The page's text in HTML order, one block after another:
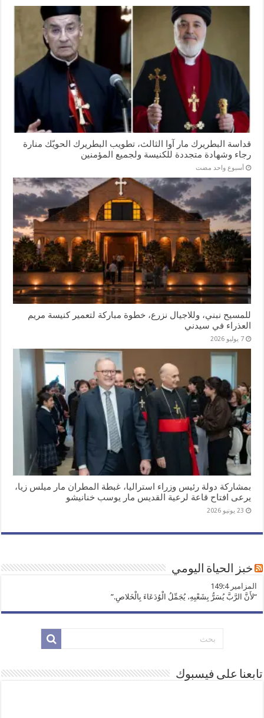
قداسة البطريرك مار آوا الثالث، تطويب البطريرك الحويّك منارة
رجاء وشهادة متجددة للكنيسة ولجميع المؤمنين
‏أسبوع واحد مضت
للمسيح نبني، وللاجيال نزرع، خطوة مباركة لتعمير كنيسة مريم
العذراء في سيدني
7 يوليو 2026
بمشاركة دولة رئيس وزراء استراليا، غبطة المطران مار ميلس زيا،
يرعى افتاح قاعة لرعية القديس مار يوسب خنانيشو
23 يونيو 2026
خبز الحياة اليومي
ﺍﻟﻤﺰﺍﻣﻴﺮ 149:4
“لأَنَّ الرَّبَّ يُسَرُّ بِشَعْبِهِ، يُجَمِّلُ الْوُدَعَاءَ بِالْخَلاصِ.”
تابعنا على فيسبوك